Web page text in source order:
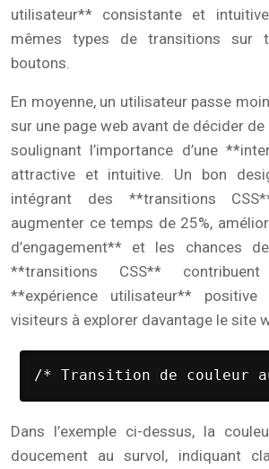
utilisateur** consistante et
mêmes types de transitions sur
boutons.
En moyenne, un utilisateur passe
sur une page web avant de décider
soulignant l’importance d’une
attractive et intuitive. Un bon
intégrant des **transitions
augmenter ce temps de 25%,
d’engagement** et les chances
**transitions CSS**
**expérience utilisateur**
visiteurs à explorer davantage le site
/* Transition de couleur
Dans l’exemple ci-dessus, la
doucement au survol, indiquant